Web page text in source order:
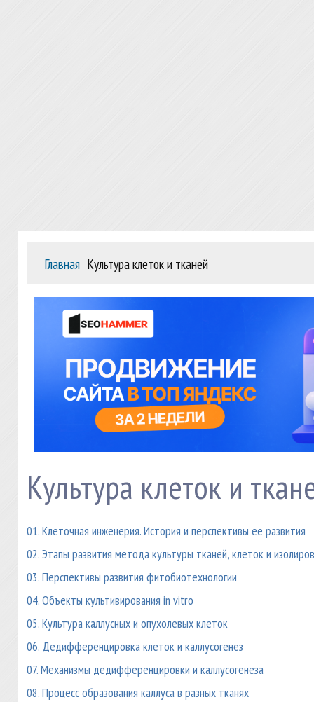
Главная Культура клеток и тканей
Культура клеток и
01. Клеточная инженерия. История и перспективы ее развития
02. Этапы развития метода культуры тканей, клеток и
03. Перспективы развития фитобиотехнологии
04. Объекты культивирования in vitro
05. Культура каллусных и опухолевых клеток
06. Дедифференцировка клеток и каллусогенез
07. Механизмы дедифференцировки и каллусогенеза
08. Процесс образования каллуса в разных тканях